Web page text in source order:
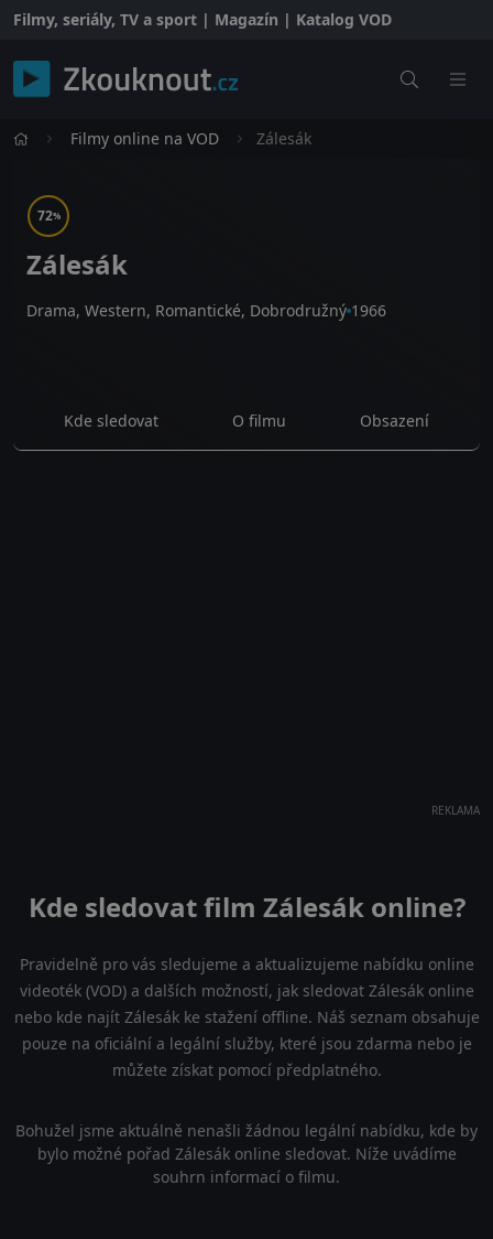
Filmy, seriály, TV a sport | Magazín | Katalog VOD
Filmy online na VOD Zálesák
72%
Zálesák
Drama, Western, Romantické, Dobrodružný 1966
Kde sledovat O filmu Obsazení
REKLAMA
Kde sledovat film Zálesák online?
Pravidelně pro vás sledujeme a aktualizujeme nabídku online
videoték (VOD) a dalších možností, jak sledovat Zálesák online
nebo kde najít Zálesák ke stažení offline. Náš seznam obsahuje
pouze na oficiální a legální služby, které jsou zdarma nebo je
můžete získat pomocí předplatného.
Bohužel jsme aktuálně nenašli žádnou legální nabídku, kde by
bylo možné pořad Zálesák online sledovat. Níže uvádíme
souhrn informací o filmu.